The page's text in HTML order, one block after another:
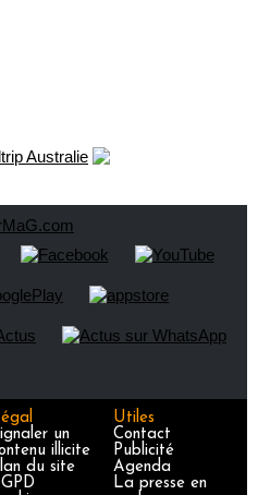
un
illicite
du site
Utiles
Contact
Publicité
Agenda
La presse en